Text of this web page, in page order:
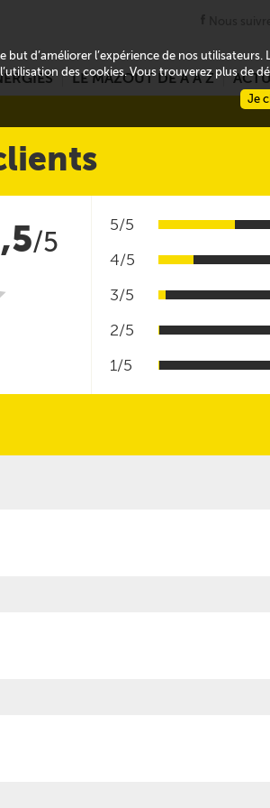
LE MAZOUT DE A À Z
/5
5/5
4/5
3/5
2/5
1/5
d’améliorer l’expérience de nos
des cookies. Vous trouverez plus de
Je